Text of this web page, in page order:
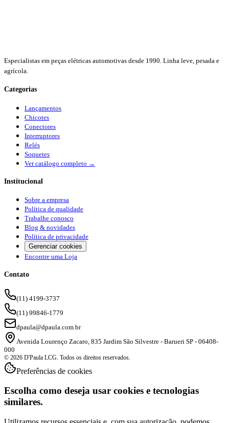
Especialistas em peças elétricas automotivas desde 1990. Linha leve, pesada e
agrícola.
Categorias
Lançamentos
Chicotes
Conectores
Interruptores
Relés
Soquetes
Ver catálogo completo →
Institucional
Sobre a empresa
Política de qualidade
Trabalhe conosco
Blog & novidades
Política de privacidade
Gerenciar cookies
Encontre uma Loja
Contato
(11) 4199-3737
(11) 99846-1779
dpaula@dpaula.com.br
Avenida Lourenço Zacaro, 835 Jardim São Silvestre - Barueri SP - 06408-
000
© 2026 D'Paula LCG. Todos os direitos reservados.
Preferências de cookies
Escolha como deseja usar cookies e tecnologias
similares.